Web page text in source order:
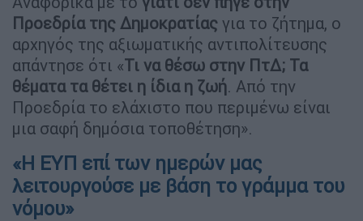
Προεδρία της Δημοκρατίας για το ζήτημα, ο
αρχηγός της αξιωματικής αντιπολίτευσης
απάντησε ότι «Τι να θέσω στην ΠτΔ; Τα
θέματα τα θέτει η ίδια η ζωή. Από την
Προεδρία το ελάχιστο που περιμένω είναι
μια σαφή δημόσια τοποθέτηση».
«Η ΕΥΠ επί των ημερών μας
λειτουργούσε με βάση το γράμμα του
νόμου»